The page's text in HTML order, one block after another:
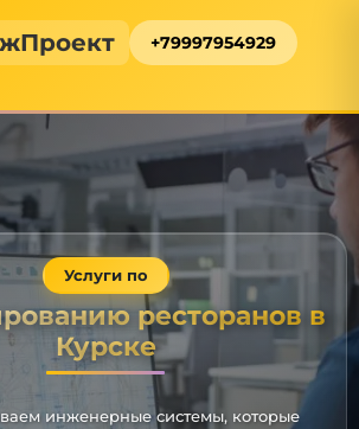
+79997954929
Услуги по
ресторанов в
Курске
инженерные системы, которые